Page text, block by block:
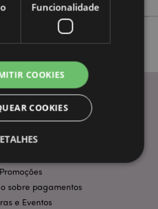
Frequentes
Promoções
sobre pagamentos
e Eventos
Funcionalidade
COOKIES
COOKIES
Desempenho
Funcionalidade